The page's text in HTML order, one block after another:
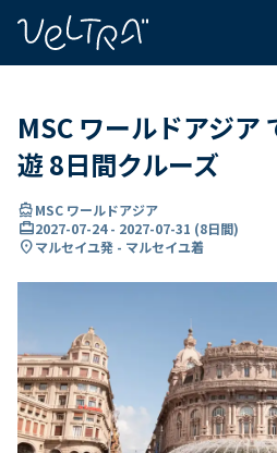
MSC ワールドアジア
遊 8日間クルーズ
directions_boatMSC ワールドアジア
card_travel2027-07-24- 2027-07-31 (8日間)
location_onマルセイユ発 - マルセイユ着